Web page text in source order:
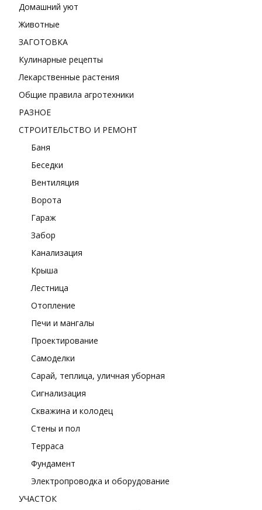
Домашний уют
Животные
ЗАГОТОВКА
Кулинарные рецепты
Лекарственные растения
Общие правила агротехники
РАЗНОЕ
СТРОИТЕЛЬСТВО И РЕМОНТ
Баня
Беседки
Вентиляция
Ворота
Гараж
Забор
Канализация
Крыша
Лестница
Отопление
Печи и мангалы
Проектирование
Самоделки
Сарай, теплица, уличная уборная
Сигнализация
Скважина и колодец
Стены и пол
Терраса
Фундамент
Электропроводка и оборудование
УЧАСТОК